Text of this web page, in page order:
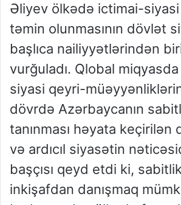
Əliyev ölkədə ictimai-
təmin olunmasının dövlət
başlıca nailiyyətlərindən
vurğuladı. Qlobal
siyasi qeyri-
dövrdə Azərbaycanın
tanınması həyata keçirilən
və ardıcıl siyasətin
başçısı qeyd etdi ki,
inkişafdan danışmaq